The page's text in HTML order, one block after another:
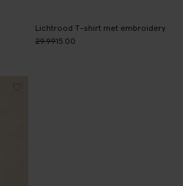
Lichtrood T-shirt met embroidery
29.9915.00